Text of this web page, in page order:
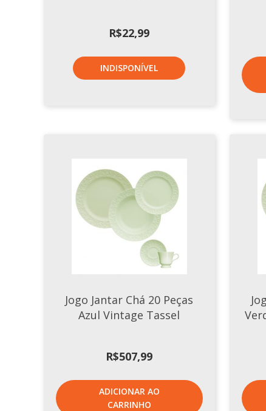
R$22,99
INDISPONÍVEL
Jogo Jantar Chá 20 Peças
Azul Vintage Tassel
R$507,99
ADICIONAR AO
CARRINHO